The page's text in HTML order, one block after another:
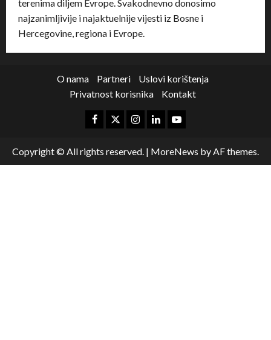
terenima diljem Evrope. Svakodnevno donosimo
najzanimljivije i najaktuelnije vijesti iz Bosne i
Hercegovine, regiona i Evrope.
O nama Partneri
Uslovi korištenja
Privatnost korisnika
Kontakt
Copyright © All rights reserved. | MoreNews by AF themes.